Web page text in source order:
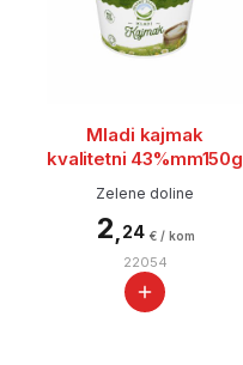
Mladi kajmak
kvalitetni 43%mm150g
Zelene doline
2 24 € / kom
22054